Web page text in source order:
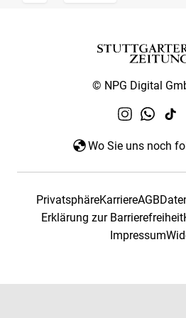
© NPG Digital
Wo Sie uns noch
PrivatsphäreKarriereAGB
Erklärung zur Barrierefreiheit
Impressum